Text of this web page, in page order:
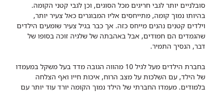
סובלניים יותר לגבי חריגים מכל הסוגים, וכן לגבי קטני הקומה.
בהיותו נמוך קומה, מתייחסים אליו המבוגרים כאל צעיר יותר,
וילדים קטנים נהנים מייחס כזה. אך כבר בגיל צעיר שומעים הילדים
שהגמדים הם חמודים, אבל באהבתה של שלגיה זוכה בסופו של
דבר, הנסיך התמיר.
בחברת הילדים מעל לגיל 10 מהווה הגובה מדד בעל משקל במעמדו
של הילד, עם השלכות על מצב הרוח, איכות חייו ואף הצלחה
בלמודים. מעמדו החברתי של הילד נמוך הקומה יורד עוד יותר עם